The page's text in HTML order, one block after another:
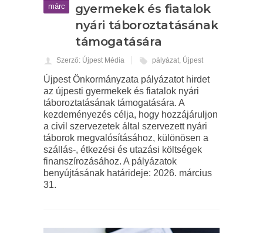
márc
gyermekek és fiatalok
nyári táboroztatásának
támogatására
Szerző: Újpest Média pályázat Újpest
Újpest Önkormányzata pályázatot hirdet
az újpesti gyermekek és fiatalok nyári
táboroztatásának támogatására. A
kezdeményezés célja, hogy hozzájáruljon
a civil szervezetek által szervezett nyári
táborok megvalósításához, különösen a
szállás-, étkezési és utazási költségek
finanszírozásához. A pályázatok
benyújtásának határideje: 2026. március
31.